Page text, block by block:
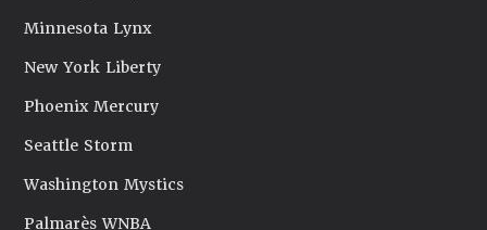
Minnesota Lynx
New York Liberty
Phoenix Mercury
Seattle Storm
Washington Mystics
Palmarès WNBA